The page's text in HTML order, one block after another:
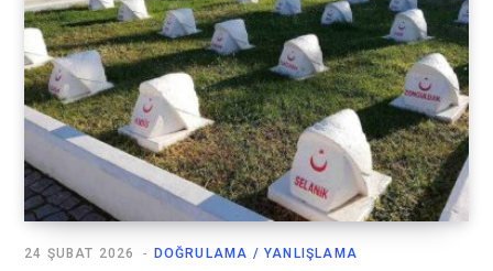
DOĞRULAMA / YANLIŞLAMA
24 ŞUBAT 2026